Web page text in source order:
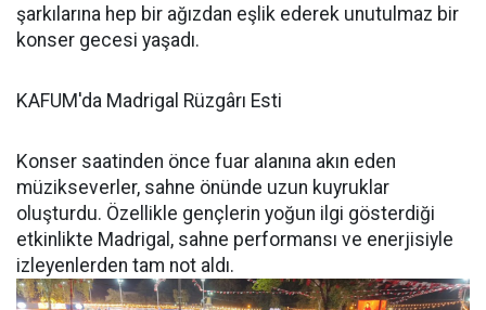
şarkılarına hep bir ağızdan eşlik ederek unutulmaz bir
konser gecesi yaşadı.
KAFUM'da Madrigal Rüzgârı Esti
Konser saatinden önce fuar alanına akın eden
müzikseverler, sahne önünde uzun kuyruklar
oluşturdu. Özellikle gençlerin yoğun ilgi gösterdiği
etkinlikte Madrigal, sahne performansı ve enerjisiyle
izleyenlerden tam not aldı.